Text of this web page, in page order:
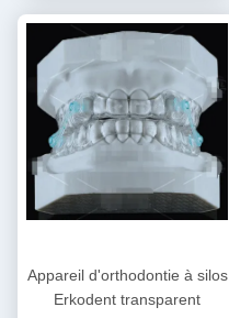
Appareil d'orthodontie à silos
Erkodent transparent